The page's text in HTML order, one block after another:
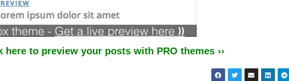
here to preview your posts with PRO themes ››